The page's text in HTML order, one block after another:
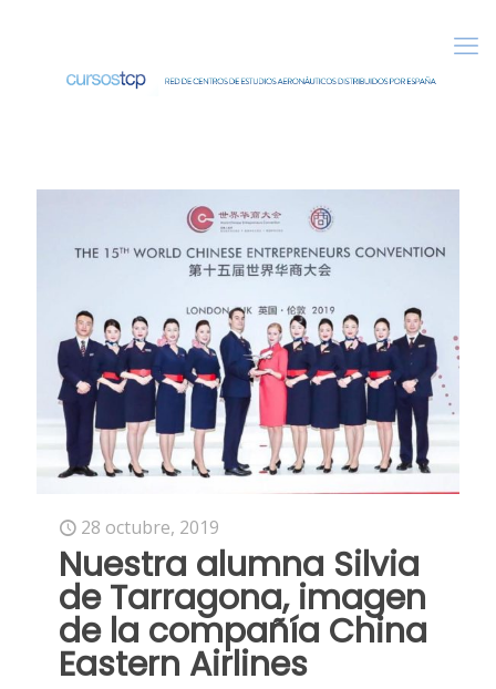
28 octubre, 2019
Nuestra alumna Silvia
de Tarragona, imagen
de la compañía China
Eastern Airlines